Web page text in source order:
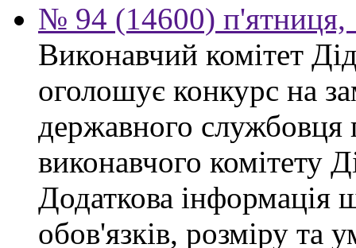
№ 94 (14600) п'ятниця,
Виконавчий комітет
оголошує конкурс на
державного службовця
виконавчого комітету
Додаткова інформація
обов'язків, розміру та